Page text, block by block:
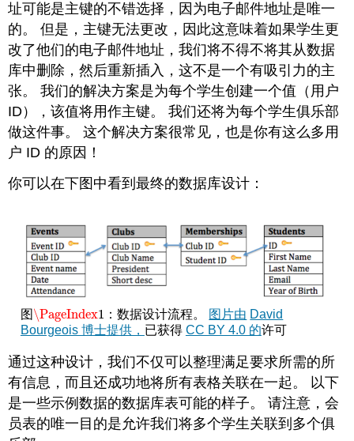
址可能是主键的不错选择，因为电子邮件地址是唯一
的。 但是，主键无法更改，因此这意味着如果学生更
改了他们的电子邮件地址，我们将不得不将其从数据
库中删除，然后重新插入，这不是一个有吸引力的主
张。 我们的解决方案是为每个学生创建一个值（用户
ID），该值将用作主键。 我们还将为每个学生俱乐部
做这件事。 这个解决方案很常见，也是你有这么多用
户 ID 的原因！
你可以在下图中看到最终的数据库设计：
图\PageIndex1
\PageIndex1 ：数据设计流程。 图片由 David
Bourgeois 博士提供， 已获得 CC BY 4.0 的许可
通过这种设计，我们不仅可以整理满足要求所需的所
有信息，而且还成功地将所有表格关联在一起。 以下
是一些示例数据的数据库表可能的样子。 请注意，会
员表的唯一目的是允许我们将多个学生关联到多个俱